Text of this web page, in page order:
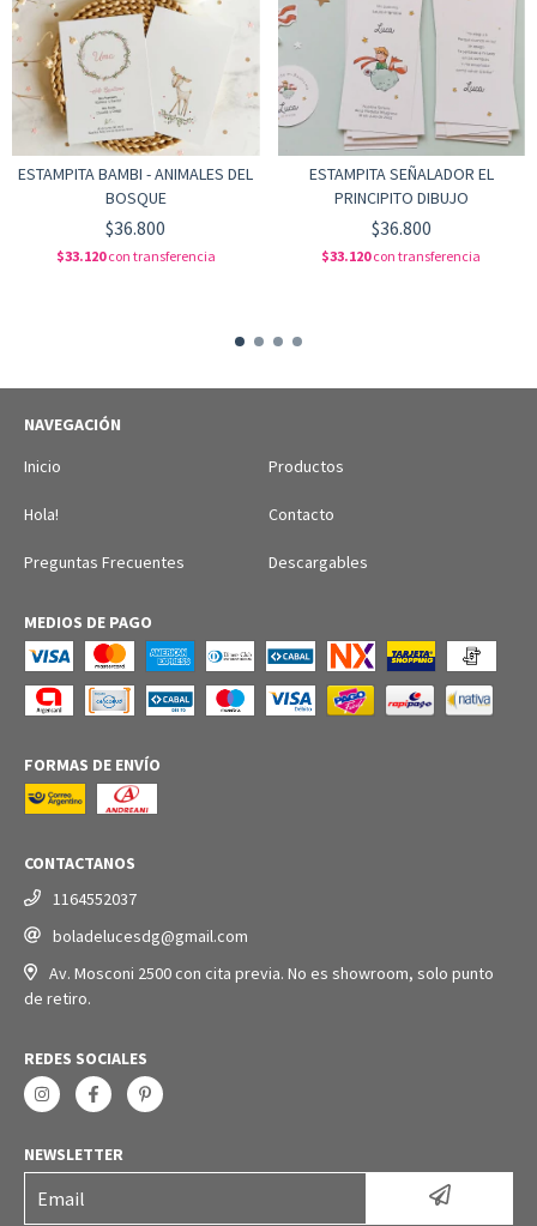
ESTAMPITA BAMBI - ANIMALES DEL
BOSQUE
$36.800
$33.120con transferencia
ESTAMPITA SEÑALADOR EL
PRINCIPITO DIBUJO
$36.800
$33.120con transferencia
NAVEGACIÓN
Inicio
Productos
Hola! Contacto
Preguntas Frecuentes Descargables
MEDIOS DE PAGO
FORMAS DE ENVÍO
CONTACTANOS
1164552037
boladelucesdg@gmail.com
Av. Mosconi 2500 con cita previa. No es showroom, solo punto
de retiro.
REDES SOCIALES
NEWSLETTER